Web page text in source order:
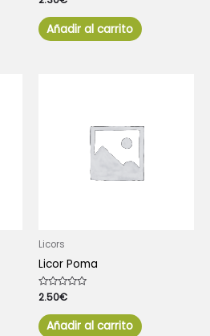
con
de
5
Añadir al carrito
Licors
Licor Poma
Valorado
con
de
5
2.50€
Añadir al carrito